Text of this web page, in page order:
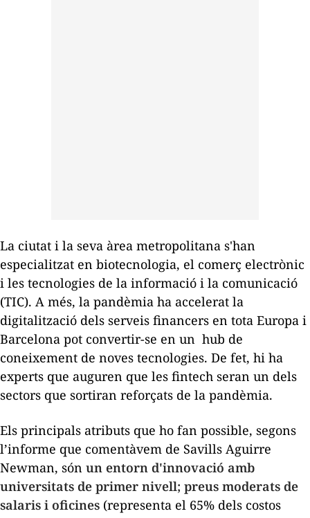
La ciutat i la seva àrea metropolitana s'han
especialitzat en biotecnologia, el comerç electrònic
i les tecnologies de la informació i la comunicació
(TIC). A més, la pandèmia ha accelerat la
digitalització dels serveis financers en tota Europa i
Barcelona pot convertir-se en un hub de
coneixement de noves tecnologies. De fet, hi ha
experts que auguren que les fintech seran un dels
sectors que sortiran reforçats de la pandèmia.
Els principals atributs que ho fan possible, segons
l’informe que comentàvem de Savills Aguirre
Newman, són un entorn d'innovació amb
universitats de primer nivell; preus moderats de
salaris i oficines (representa el 65% dels costos